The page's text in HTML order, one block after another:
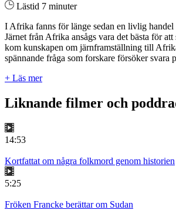
Lästid 7 minuter
I Afrika fanns för länge sedan en livlig handel
Järnet från Afrika ansågs vara det bästa för
kom kunskapen om järnframställning till
spännande fråga som forskare försöker svara
+ Läs mer
Liknande filmer och
14:53
Kortfattat om några folkmord genom historien
5:25
Fröken Francke berättar om Sudan